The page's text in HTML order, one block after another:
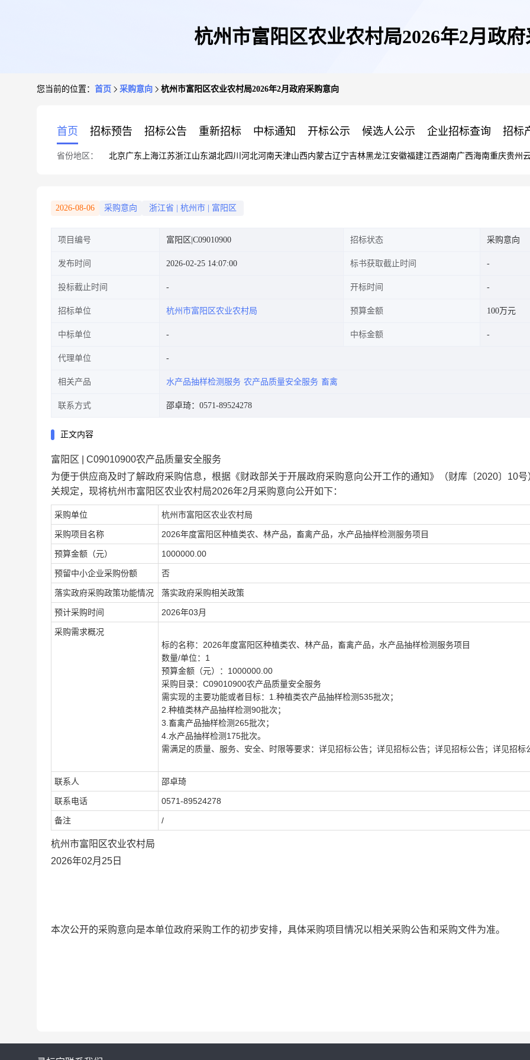
杭州市富阳区农业农村局2026年2月政
您当前的位置： 首页 采购意向 杭州市富阳区农业农村局2026年2月政府采购意向
首页 招标预告 招标公告 重新招标 中标通知 开标公示 候选人公示 企业招标查询 招标
省份地区： 北京广东 上海江苏浙江山东湖北四川 河北河南天津山西内蒙古辽宁吉林黑龙江安徽福建江西湖南广西海南重庆贵州
2026-08-06 采购意向 浙江省 杭州市 富阳区
项目编号 富阳区|C09010900 招标状态 采购意向
发布时间 2026-02-25 14:07:00 标书获取截止时间
投标截止时间 开标时间
招标单位 杭州市富阳区农业农村局 预算金额 100万元
中标单位 中标金额
代理单位
相关产品 水产品抽样检测服务 农产品质量安全服务 畜禽
联系方式 邵卓琦：0571-89524278
正文内容
富阳区 | C09010900农产品质量安全服务
为便于供应商及时了解政府采购信息，根据《财政部关于开展政府采购意向公开工作的通知》（财库〔2020〕10号
关规定，现将杭州市富阳区农业农村局2026年2月采购意向公开如下：
采购单位 杭州市富阳区农业农村局
采购项目名称 2026年度富阳区种植类农、林产品，畜禽产品，水产品抽样检测服务项目
预算金额（元） 1000000.00
预留中小企业采购份额 否
落实政府采购政策功能情况 落实政府采购相关政策
预计采购时间 2026年03月
采购需求概况
标的名称： 2026年度富阳区种植类农、林产品，畜禽产品，水产品抽样检测服务项目
数量/单位： 1
预算金额（元）： 1000000.00
采购目录： C09010900农产品质量安全服务
需实现的主要功能或者目标： 1.种植类农产品抽样检测535批次；
2.种植类林产品抽样检测90批次；
3.畜禽产品抽样检测265批次；
4.水产品抽样检测175批次。
需满足的质量、服务、安全、时限等要求： 详见招标公告； 详见招标公告； 详见招标公告； 详见招标
联系人 邵卓琦
联系电话 0571-89524278
备注 /
杭州市富阳区农业农村局
2026年02月25日
本次公开的采购意向是本单位政府采购工作的初步安排，具体采购项目情况以相关采购公告和采购文件为准。